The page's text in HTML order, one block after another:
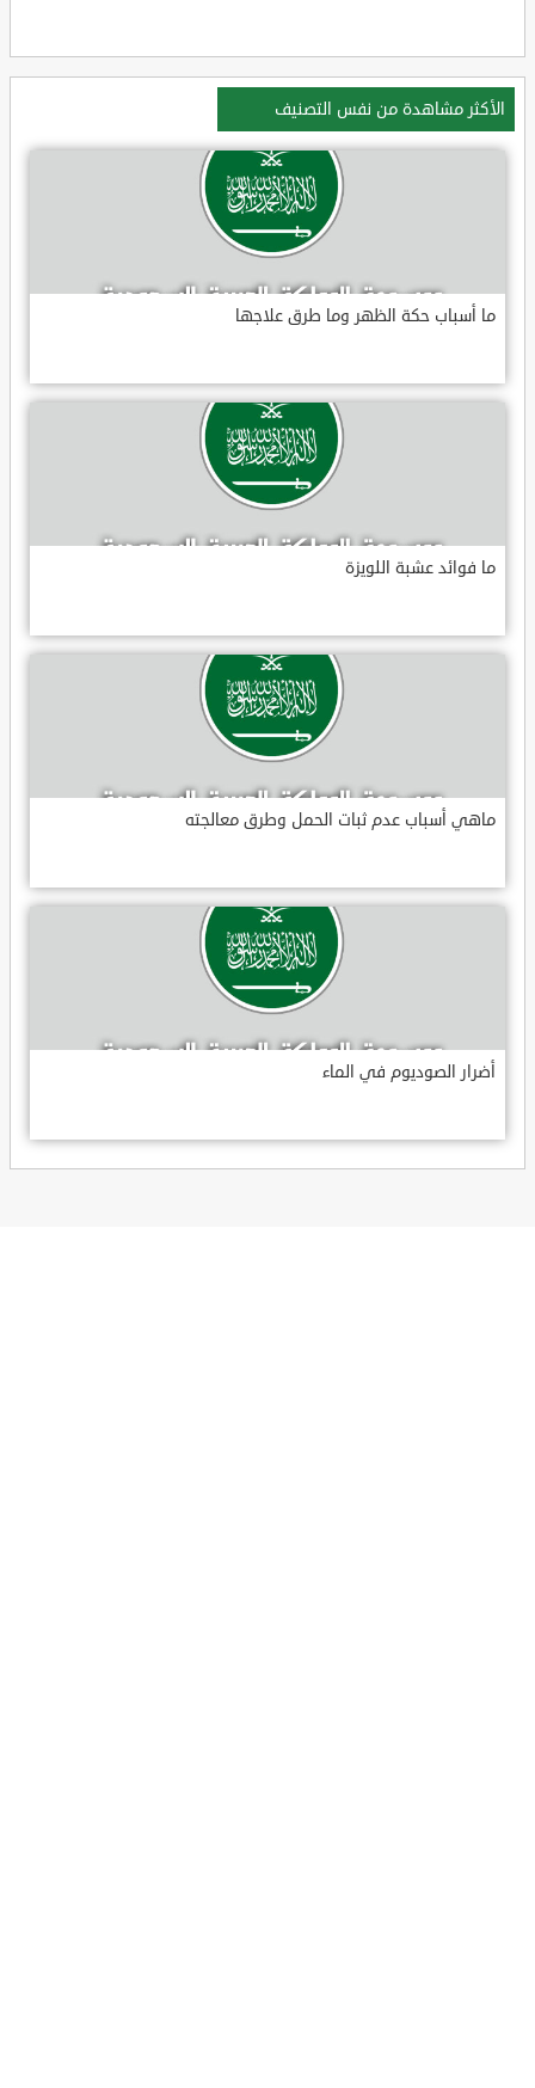
الأكثر مشاهدة من نفس التصنيف
ما أسباب حكة الظهر وما طرق علاجها
ما فوائد عشبة اللويزة
ماهي أسباب عدم ثبات الحمل وطرق معالجته
أضرار الصوديوم في الماء